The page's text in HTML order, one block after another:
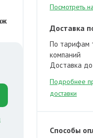
Посмотреть
Доставка
По тарифам
компаний
Доставка
Подробнее
доставки
Способы